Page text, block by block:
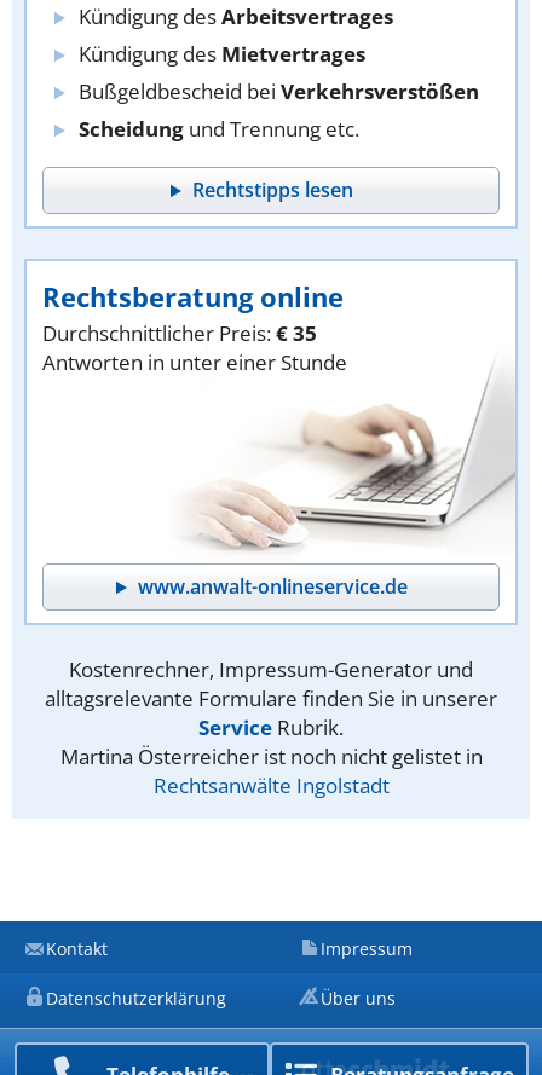
Kündigung desArbeitsvertrages
Kündigung des Mietvertrages
Bußgeldbescheid bei Verkehrsverstößen
Scheidung und Trennung etc.
Rechtstipps lesen
Rechtsberatung online
Durchschnittlicher Preis:€ 35
Antworten in unter einer Stunde
www.anwalt-onlineservice.de
Kostenrechner, Impressum-Generator und
alltagsrelevante Formulare finden Sie in unserer
Service Rubrik.
Martina Österreicher ist noch nicht gelistet in
Rechtsanwälte Ingolstadt
Kontakt Impressum
Datenschutzerklärung Über uns